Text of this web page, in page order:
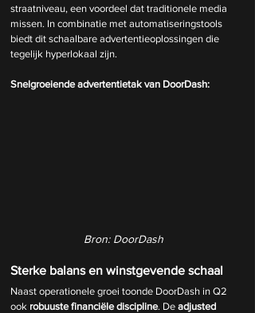
straatniveau, een voordeel dat traditionele media
missen. In combinatie met automatiseringstools
biedt dit schaalbare advertentieoplossingen die
tegelijk hyperlokaal zijn.
Snelgroeiende advertentietak van DoorDash:
Bron: DoorDash
Sterke balans en winstgevende schaal
Naast operationele groei toonde DoorDash in Q2
ook robuuste financiële discipline. De adjusted